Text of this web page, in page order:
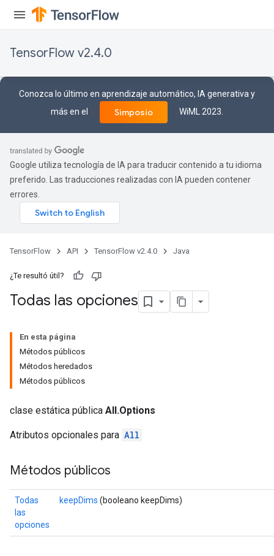
TensorFlow v2.4.0
Conozca lo último en aprendizaje automático, IA generativa y
más en el
Simposio WiML 2023.
Google utiliza tecnología de IA para traducir contenido a tu idioma
preferido. Las traducciones realizadas con IA pueden contener
errores.
TensorFlow API TensorFlow v2.4.0 Java
¿Te resultó útil?
Todas las opciones
En esta página
Métodos públicos
Métodos heredados
Métodos públicos
clase estática pública All.Options
Atributos opcionales para All
Métodos públicos
Todas
las
opciones
keepDims (booleano keepDims)